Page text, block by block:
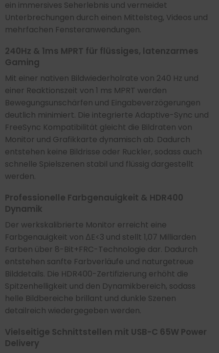
ein immersives Seherlebnis und vermeidet
Unterbrechungen durch einen Mittelsteg, Videos und
mehrfachen Fensteranwendungen.
240Hz & 1ms MPRT für flüssiges, latenzarmes
Gaming
Mit einer nativen Bildwiederholrate von 240 Hz und
einer Reaktionszeit von 1 ms MPRT werden
Bewegungsunschärfen und Eingabeverzögerungen
deutlich minimiert. Die integrierte Adaptive-Sync und
FreeSync Kompatibilität gleicht die Bildraten von
Monitor und Grafikkarte dynamisch ab. Dadurch
entstehen keine Bildrisse oder Ruckler, sodass auch
schnelle Spielszenen stabil und flüssig dargestellt
werden.
Professionelle Farbgenauigkeit & HDR400
Dynamik
Der werkskalibrierte Monitor erreicht eine
Farbgenauigkeit von ΔE<3 und stellt 1,07 Milliarden
Farben über 8-Bit+FRC-Technologie dar. Dadurch
entstehen sanfte Farbverläufe und naturgetreue
Bilddetails. Die HDR400-Zertifizierung erhöht die
Spitzenhelligkeit und den Dynamikbereich, sodass
helle Bildbereiche brillant und dunkle Szenen
detailreich wiedergegeben werden.
Vielseitige Schnittstellen mit USB-C 65W Power
Delivery